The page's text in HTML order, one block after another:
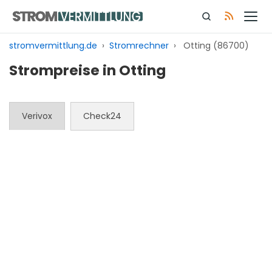
Inhalt
springen
stromvermittlung.de › Stromrechner › Otting (86700)
Strompreise in Otting
Verivox Check24